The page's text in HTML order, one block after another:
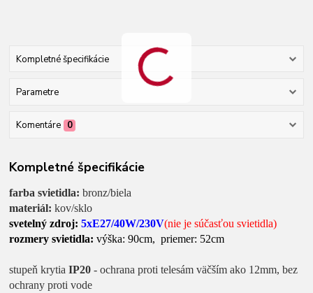
Kompletné špecifikácie
Parametre
Komentáre 0
Kompletné špecifikácie
farba svietidla: bronz/biela
materiál: kov/sklo
svetelný zdroj:5xE27/40W/230V(nie je súčasťou svietidla)
rozmery svietidla: výška: 90cm, priemer: 52cm
stupeň krytiaIP20 - ochrana proti telesám väčším ako 12mm, bez
ochrany proti vode